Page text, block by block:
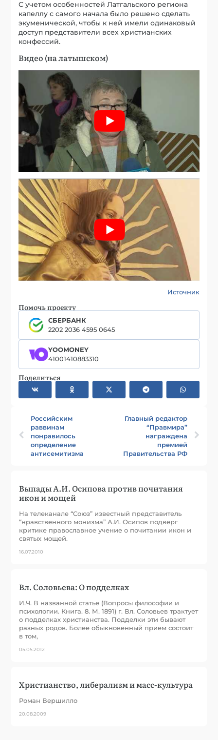
С учетом особенностей Латгальского региона
капеллу с самого начала было решено сделать
экуменической, чтобы к ней имели одинаковый
доступ представители всех христианских
конфессий.
Видео (на латышском)
Источник
Помочь проекту
СБЕРБАНК
2202 2036 4595 0645
YOOMONEY
41001410883310
Поделиться
Российским
раввинам
понравилось
определение
антисемитизма
Главный редактор
“Правмира”
награждена
премией
Правительства РФ
Выпады А.И. Осипова против почитания
икон и мощей
На телеканале “Союз” известный представитель
“нравственного монизма” А.И. Осипов подверг
критике православное учение о почитании икон и
святых мощей.
16.07.2010
Вл. Соловьева: О подделках
И.Ч. В названной статье (Вопросы философии и
психологии. Книга. 8. М. 1891) г. Вл. Соловьев трактует
о подделках христианства. Подделки эти бывают
разных родов. Более обыкновенный прием состоит
в том,
05.05.2012
Христианство, либерализм и масс-культура
Роман Вершилло
20.08.2009